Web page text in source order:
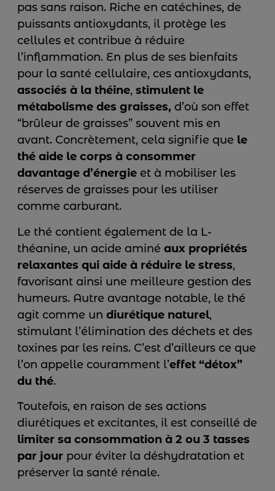
pas sans raison. Riche en catéchines, de
puissants antioxydants, il protège les
cellules et contribue à réduire
l’inflammation. En plus de ses bienfaits
pour la santé cellulaire, ces antioxydants,
associés à la théine, stimulent le
métabolisme des graisses, d’où son effet
“brûleur de graisses” souvent mis en
avant. Concrètement, cela signifie que le
thé aide le corps à consommer
davantage d’énergie et à mobiliser les
réserves de graisses pour les utiliser
comme carburant.
Le thé contient également de la L-
théanine, un acide aminé aux propriétés
relaxantes qui aide à réduire le stress,
favorisant ainsi une meilleure gestion des
humeurs. Autre avantage notable, le thé
agit comme un diurétique naturel,
stimulant l’élimination des déchets et des
toxines par les reins. C’est d’ailleurs ce que
l’on appelle couramment l’effet “détox”
du thé.
Toutefois, en raison de ses actions
diurétiques et excitantes, il est conseillé de
limiter sa consommation à 2 ou 3 tasses
par jour pour éviter la déshydratation et
préserver la santé rénale.